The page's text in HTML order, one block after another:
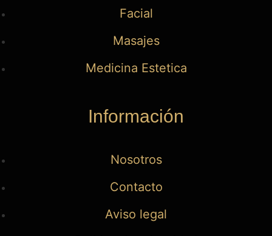
Facial
Masajes
Medicina Estetica
Información
Nosotros
Contacto
Aviso legal